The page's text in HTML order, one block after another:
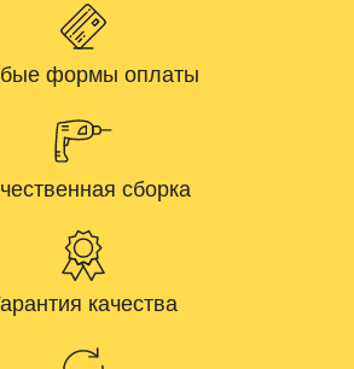
формы оплаты
сборка
качества